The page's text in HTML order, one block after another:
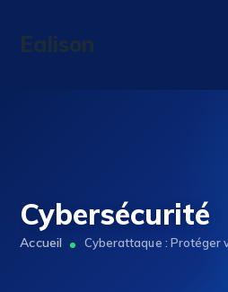
Ealison
Cybersécurité
Cyberattaque : Protéger